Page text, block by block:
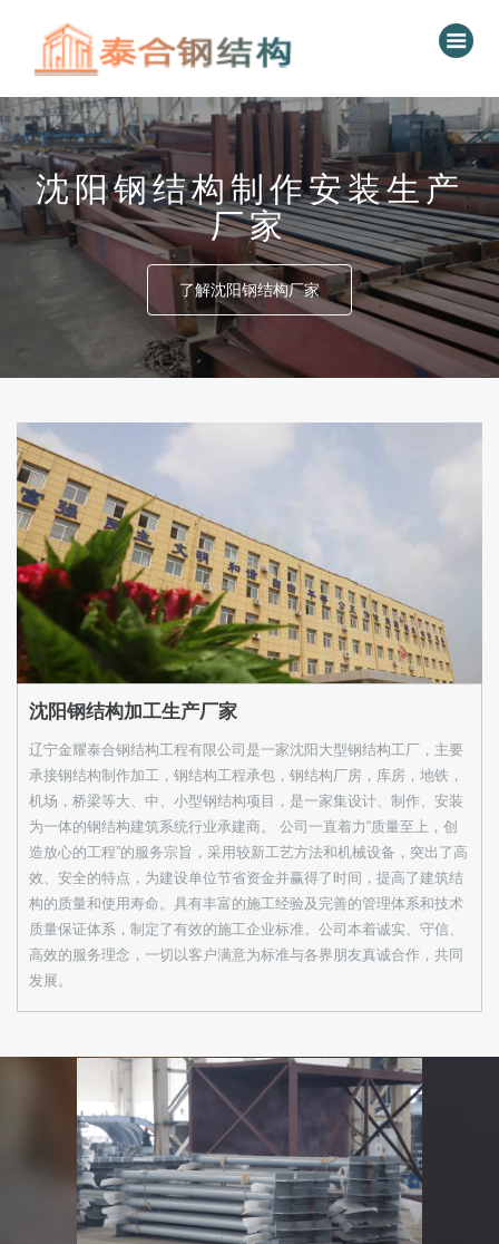
沈阳钢结构制作安装生产
厂家
了解沈阳钢结构厂家
沈阳钢结构加工生产厂家
辽宁金耀泰合钢结构工程有限公司是一家沈阳大型钢结构工厂，主要
承接钢结构制作加工，钢结构工程承包，钢结构厂房，库房，地铁，
机场，桥梁等大、中、小型钢结构项目，是一家集设计、制作、安装
为一体的钢结构建筑系统行业承建商。 公司一直着力“质量至上，创
造放心的工程”的服务宗旨，采用较新工艺方法和机械设备，突出了高
效、安全的特点，为建设单位节省资金并赢得了时间，提高了建筑结
构的质量和使用寿命。具有丰富的施工经验及完善的管理体系和技术
质量保证体系，制定了有效的施工企业标准。公司本着诚实、守信、
高效的服务理念，一切以客户满意为标准与各界朋友真诚合作，共同
发展。